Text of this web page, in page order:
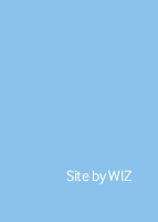
Site byWIZ
pour